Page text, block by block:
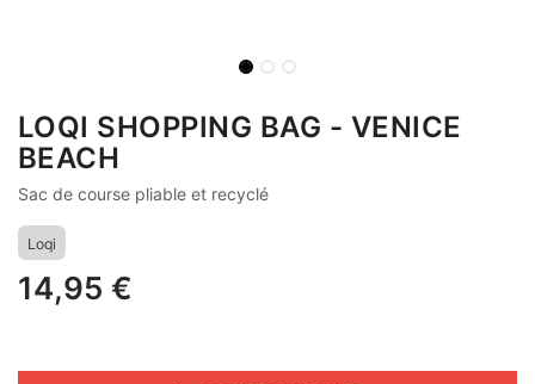
LOQI SHOPPING BAG - VENICE
BEACH
Sac de course pliable et recyclé
Loqi
14,95 €